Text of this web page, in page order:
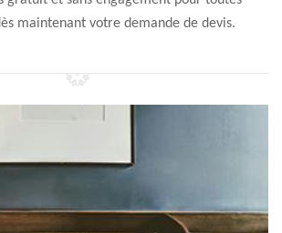
maintenant votre demande de devis.